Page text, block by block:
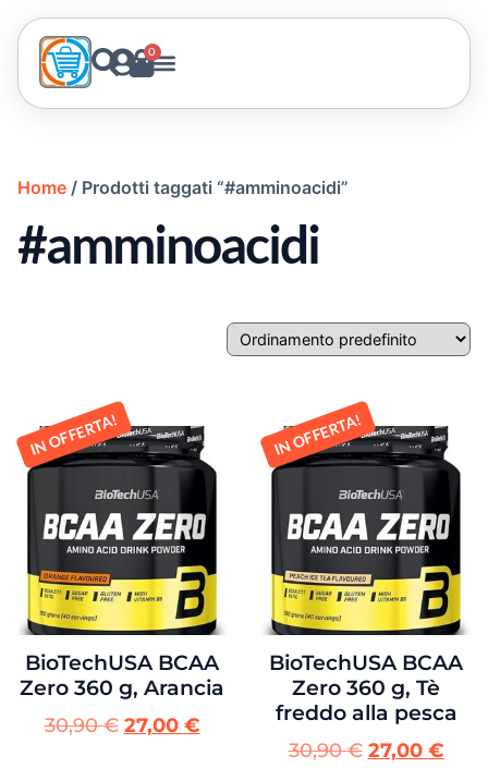
0
Home / Prodotti taggati “#amminoacidi”
#amminoacidi
IN OFFERTA!
BioTechUSA BCAA
Zero 360 g, Arancia
30,90€ 27,00 €
IN OFFERTA!
BioTechUSA BCAA
Zero 360 g, Tè
freddo alla pesca
30,90€ 27,00 €